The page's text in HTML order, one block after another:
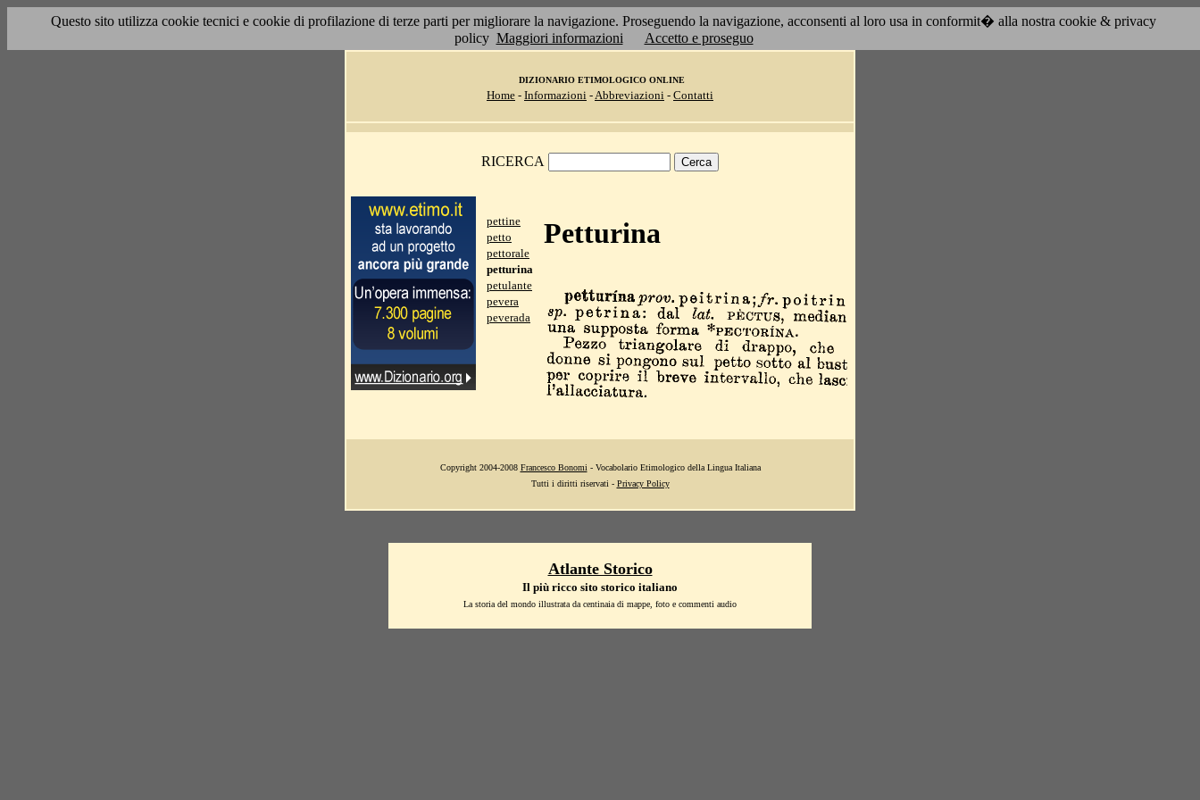
Questo sito utilizza cookie tecnici e cookie di profilazione di terze parti per migliorare la navigazione. Proseguendo la navigazione, acconsenti al loro usa in conformit� alla nostra cookie & privacy
policy Maggiori informazioni Accetto e proseguo
DIZIONARIO ETIMOLOGICO ONLINE
Home - Informazioni -Abbreviazioni - Contatti
RICERCA
pettine
petto
pettorale
petturina
petulante
pevera
peverada
Petturina
Copyright 2004-2008 Francesco Bonomi - Vocabolario Etimologico della Lingua Italiana
Tutti i diritti riservati - Privacy Policy
Atlante Storico
Il più ricco sito storico italiano
La storia del mondo illustrata da centinaia di mappe, foto e commenti audio